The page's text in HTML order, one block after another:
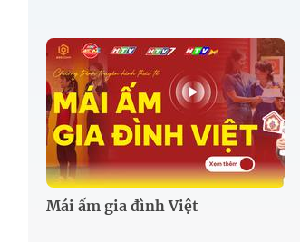
Mái ấm gia đình Việt